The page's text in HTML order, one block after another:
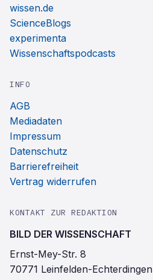
wissen.de
ScienceBlogs
experimenta
Wissenschaftspodcasts
INFO
AGB
Mediadaten
Impressum
Datenschutz
Barrierefreiheit
Vertrag widerrufen
KONTAKT ZUR REDAKTION
BILD DER WISSENSCHAFT
Ernst-Mey-Str. 8
70771 Leinfelden-Echterdingen